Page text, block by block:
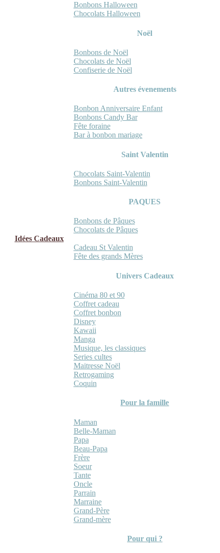
Bonbons Halloween
Chocolats Halloween
Noël
Bonbons de Noël
Chocolats de Noël
Confiserie de Noël
Autres évenements
Bonbon Anniversaire Enfant
Bonbons Candy Bar
Fête foraine
Bar à bonbon mariage
Saint Valentin
Chocolats Saint-Valentin
Bonbons Saint-Valentin
PAQUES
Bonbons de Pâques
Chocolats de Pâques
Idées Cadeaux
Cadeau St Valentin
Fête des grands Mères
Univers Cadeaux
Cinéma 80 et 90
Coffret cadeau
Coffret bonbon
Disney
Kawaii
Manga
Musique, les classiques
Series cultes
Maitresse Noël
Retrogaming
Coquin
Pour la famille
Maman
Belle-Maman
Papa
Beau-Papa
Frère
Soeur
Tante
Oncle
Parrain
Marraine
Grand-Père
Grand-mère
Pour qui ?